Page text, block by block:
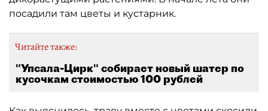
посадили там цветы и кустарник.
Читайте также:
"Упсала-Цирк" собирает новый шатер по
кусочкам стоимостью 100 рублей